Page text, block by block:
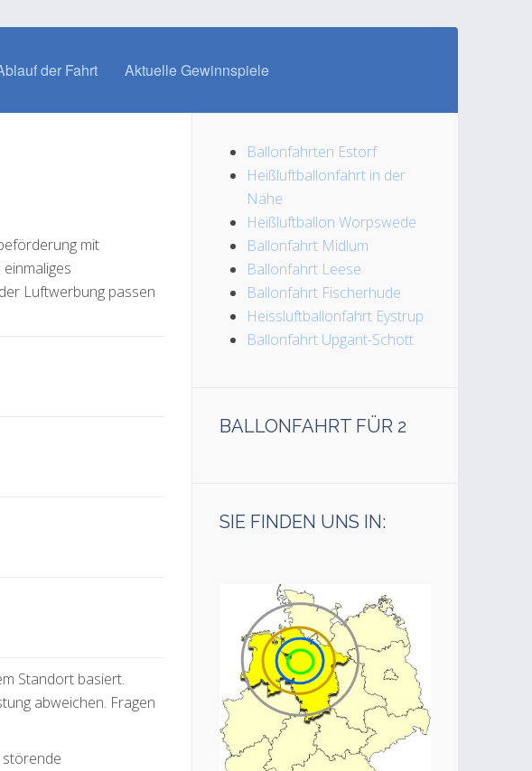
der Fahrt Aktuelle Gewinnspiele
mit
Luftwerbung passen
Standort basiert.
abweichen. Fragen
Ballonfahrten Estorf
Heißluftballonfahrt in der
Nähe
Heißluftballon Worpswede
Ballonfahrt Midlum
Ballonfahrt Leese
Ballonfahrt Fischerhude
Heissluftballonfahrt Eystrup
Ballonfahrt Upgant-Schott
BALLONFAHRT FÜR 2
SIE FINDEN UNS IN: